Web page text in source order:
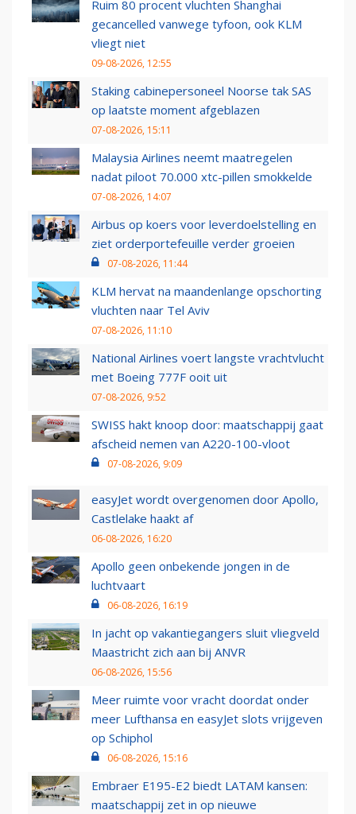
Ruim 80 procent vluchten Shanghai
gecancelled vanwege tyfoon, ook KLM
vliegt niet
09-08-2026, 12:55
Staking cabinepersoneel Noorse tak SAS
op laatste moment afgeblazen
07-08-2026, 15:11
Malaysia Airlines neemt maatregelen
nadat piloot 70.000 xtc-pillen smokkelde
07-08-2026, 14:07
Airbus op koers voor leverdoelstelling en
ziet orderportefeuille verder groeien
07-08-2026, 11:44
KLM hervat na maandenlange opschorting
vluchten naar Tel Aviv
07-08-2026, 11:10
National Airlines voert langste vrachtvlucht
met Boeing 777F ooit uit
07-08-2026, 9:52
SWISS hakt knoop door: maatschappij gaat
afscheid nemen van A220-100-vloot
07-08-2026, 9:09
easyJet wordt overgenomen door Apollo,
Castlelake haakt af
06-08-2026, 16:20
Apollo geen onbekende jongen in de
luchtvaart
06-08-2026, 16:19
In jacht op vakantiegangers sluit vliegveld
Maastricht zich aan bij ANVR
06-08-2026, 15:56
Meer ruimte voor vracht doordat onder
meer Lufthansa en easyJet slots vrijgeven
op Schiphol
06-08-2026, 15:16
Embraer E195-E2 biedt LATAM kansen:
maatschappij zet in op nieuwe